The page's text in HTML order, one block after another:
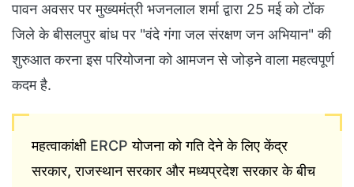
पावन अवसर पर मुख्यमंत्री भजनलाल शर्मा द्वारा 25 मई को टोंक
जिले के बीसलपुर बांध पर "वंदे गंगा जल संरक्षण जन अभियान" की
शुरुआत करना इस परियोजना को आमजन से जोड़ने वाला महत्वपूर्ण
कदम है.
महत्वाकांक्षी ERCP योजना को गति देने के लिए केंद्र
सरकार, राजस्थान सरकार और मध्यप्रदेश सरकार के बीच